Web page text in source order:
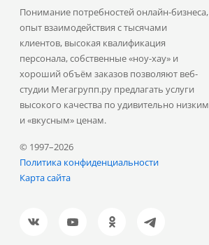
Понимание потребностей онлайн-бизнеса,
опыт взаимодействия с тысячами
клиентов, высокая квалификация
персонала, собственные «ноу-хау» и
хороший объём заказов позволяют веб-
студии Мегагрупп.ру предлагать услуги
высокого качества по удивительно низким
и «вкусным» ценам.
© 1997–2026
Политика конфиденциальности
Карта сайта